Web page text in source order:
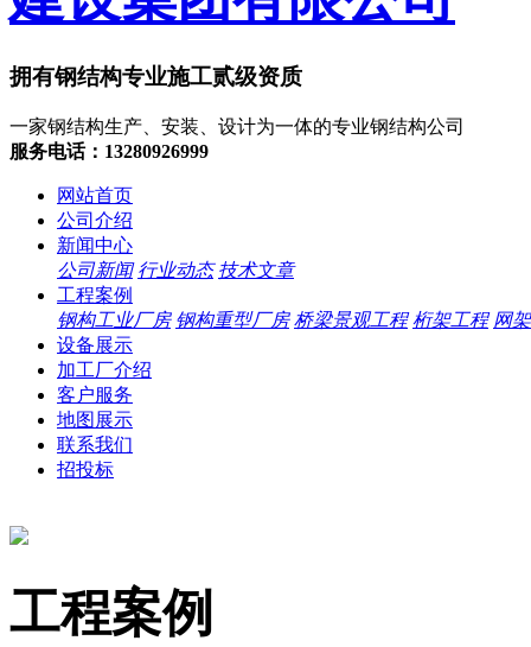
拥有钢结构专业施工贰级资质
一家钢结构生产、安装、设计为一体的专业钢结构公司
服务电话：13280926999
网站首页
公司介绍
新闻中心
公司新闻 行业动态 技术文章
工程案例
钢构工业厂房 钢构重型厂房 桥梁景观工程 桁架工程 网
设备展示
加工厂介绍
客户服务
地图展示
联系我们
招投标
工程案例